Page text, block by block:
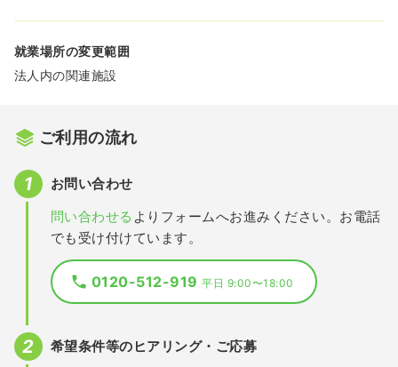
就業場所の変更範囲
法人内の関連施設
ご利用の流れ
お問い合わせ
問い合わせる よりフォームへお進みください。お電話
でも受け付けています。
0120-512-919平日 9:00〜18:00
希望条件等のヒアリング・ご応募